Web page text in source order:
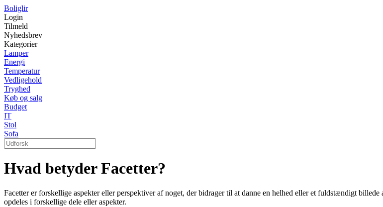
Boliglir
Login
Tilmeld
Nyhedsbrev
Kategorier
Lamper
Energi
Temperatur
Vedligehold
Tryghed
Køb og salg
Budget
IT
Stol
Sofa
Hvad betyder Facetter?
Facetter er forskellige aspekter eller perspektiver af noget, der bidrager til at danne en helhed eller et fuldstændigt
opdeles i forskellige dele eller aspekter.